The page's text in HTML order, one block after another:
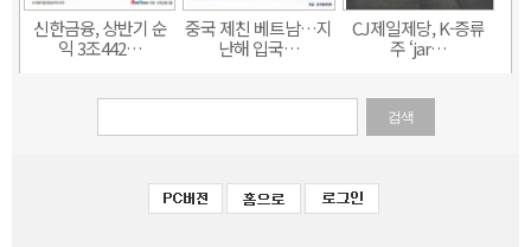
신한금융, 상반기 순
익 3조442…
중국 제친 베트남…지
난해 입국…
CJ제일제당, K-증류
주 ‘jar…
검색